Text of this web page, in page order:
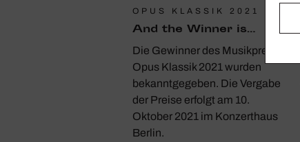
OPUS KLASSIK 2021
And the Winner is…
Die Gewinner des Musikpreises
Opus Klassik 2021 wurden
bekanntgegeben. Die Vergabe
der Preise erfolgt am 10.
Oktober 2021 im Konzerthaus
Berlin.